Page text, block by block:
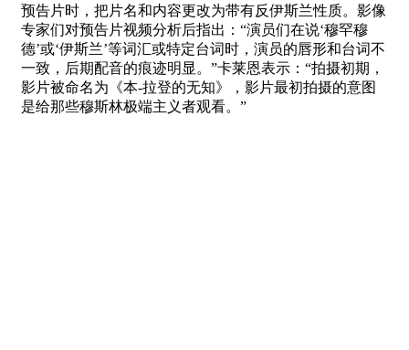
预告片时，把片名和内容更改为带有反伊斯兰性质。影像
专家们对预告片视频分析后指出：“演员们在说‘穆罕穆
德’或‘伊斯兰’等词汇或特定台词时，演员的唇形和台词不
一致，后期配音的痕迹明显。”卡莱恩表示：“拍摄初期，
影片被命名为《本-拉登的无知》，影片最初拍摄的意图
是给那些穆斯林极端主义者观看。”